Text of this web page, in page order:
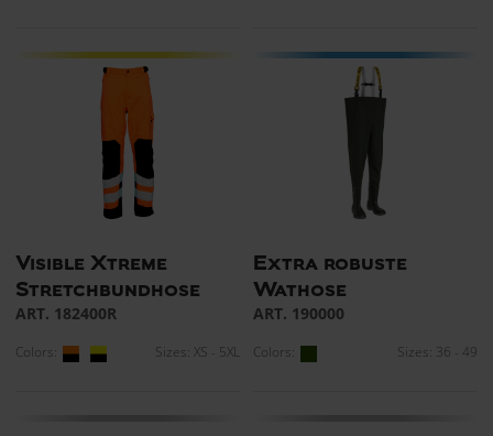
Visible Xtreme
Stretchbundhose
ART. 182400R
Colors: Sizes: XS - 5XL
Extra robuste
Wathose
ART. 190000
Colors: Sizes: 36 - 49